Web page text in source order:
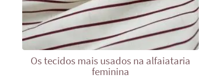
Os tecidos mais usados na alfaiataria
feminina